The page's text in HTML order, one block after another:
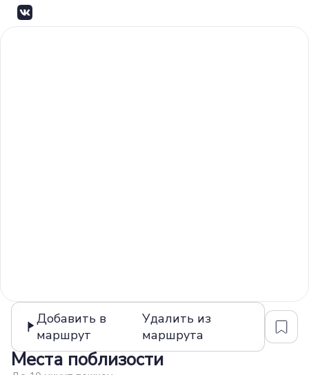
Добавить в
маршрут
Удалить из
маршрута
Места поблизости